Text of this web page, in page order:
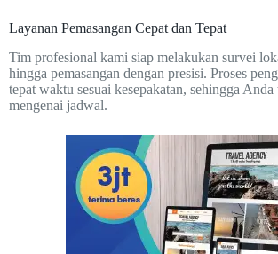
Layanan Pemasangan Cepat dan Tepat
Tim profesional kami siap melakukan survei
hingga pemasangan dengan presisi. Proses
tepat waktu sesuai kesepakatan, sehingga
mengenai jadwal.